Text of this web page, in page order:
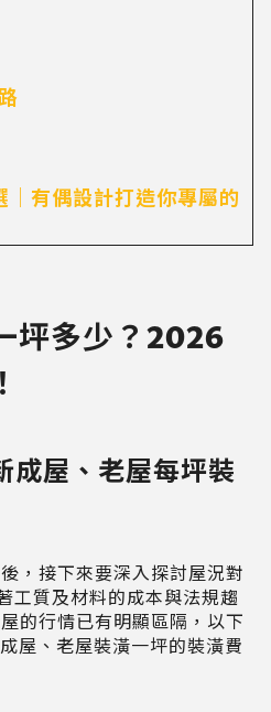
有偶設計打造你專屬的
坪多少？2026
成屋、老屋每坪裝
，接下來要深入探討屋況對
工質及材料的成本與法規趨
的行情已有明顯區隔，以下
屋、老屋裝潢一坪的裝潢費